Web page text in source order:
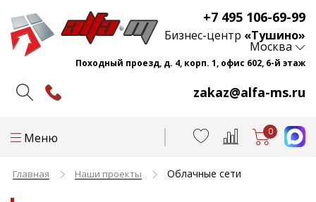
+7 495 106-69-99
zakaz@alfa-ms.ru
Бизнес-центр «Тушино»
Москва
Походный проезд, д. 4, корп. 1, офис 602, 6-й этаж
Меню 0
Главная Наши проекты Облачные сети